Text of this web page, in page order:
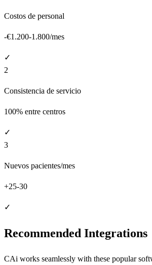
Costos de personal
-€1.200-1.800/mes
✓
2
Consistencia de servicio
100% entre centros
✓
3
Nuevos pacientes/mes
+25-30
✓
Recommended Integrations
CAi works seamlessly with these popular